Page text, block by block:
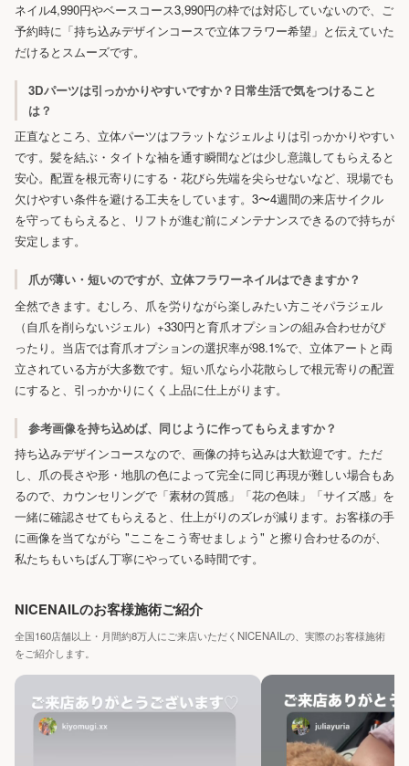
ネイル4,990円やベースコース3,990円の枠では対応していないので、ご
予約時に「持ち込みデザインコースで立体フラワー希望」と伝えていた
だけるとスムーズです。
3Dパーツは引っかかりやすいですか？日常生活で気をつけること
は？
正直なところ、立体パーツはフラットなジェルよりは引っかかりやすい
です。髪を結ぶ・タイトな袖を通す瞬間などは少し意識してもらえると
安心。配置を根元寄りにする・花びら先端を尖らせないなど、現場でも
欠けやすい条件を避ける工夫をしています。3〜4週間の来店サイクル
を守ってもらえると、リフトが進む前にメンテナンスできるので持ちが
安定します。
爪が薄い・短いのですが、立体フラワーネイルはできますか？
全然できます。むしろ、爪を労りながら楽しみたい方こそパラジェル
（自爪を削らないジェル）+330円と育爪オプションの組み合わせがぴ
ったり。当店では育爪オプションの選択率が98.1%で、立体アートと両
立されている方が大多数です。短い爪なら小花散らしで根元寄りの配置
にすると、引っかかりにくく上品に仕上がります。
参考画像を持ち込めば、同じように作ってもらえますか？
持ち込みデザインコースなので、画像の持ち込みは大歓迎です。ただ
し、爪の長さや形・地肌の色によって完全に同じ再現が難しい場合もあ
るので、カウンセリングで「素材の質感」「花の色味」「サイズ感」を
一緒に確認させてもらえると、仕上がりのズレが減ります。お客様の手
に画像を当てながら "ここをこう寄せましょう" と擦り合わせるのが、
私たちもいちばん丁寧にやっている時間です。
NICENAILのお客様施術ご紹介
全国160店舗以上・月間約8万人にご来店いただくNICENAILの、実際のお客様施術
をご紹介します。